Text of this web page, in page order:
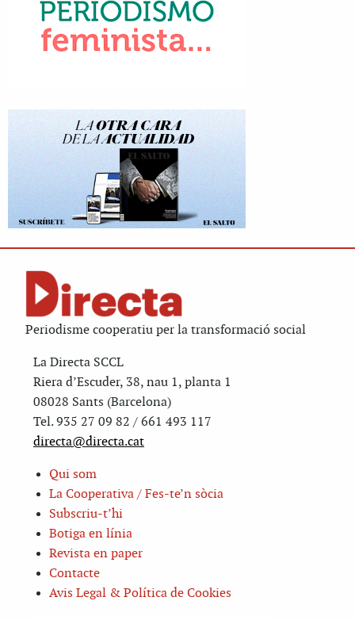
Periodisme cooperatiu per la transformació social
La Directa SCCL
Riera d’Escuder, 38, nau 1, planta 1
08028 Sants (Barcelona)
Tel. 935 27 09 82 / 661 493 117
directa@directa.cat
Qui som
La Cooperativa / Fes-te’n sòcia
Subscriu-t’hi
Botiga en línia
Revista en paper
Contacte
Avis Legal & Política de Cookies